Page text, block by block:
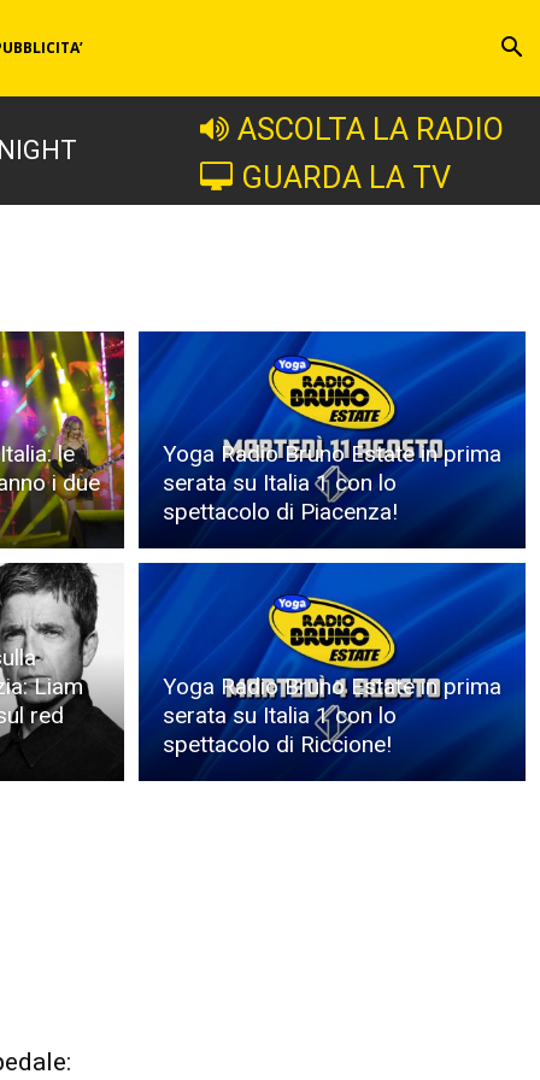
ASCOLTA LA RADIO
GUARDA LA TV
le
i due
Yoga Radio Bruno Estate in prima
serata su Italia 1 con lo
spettacolo di Piacenza!
Liam
red
Yoga Radio Bruno Estate in prima
serata su Italia 1 con lo
spettacolo di Riccione!